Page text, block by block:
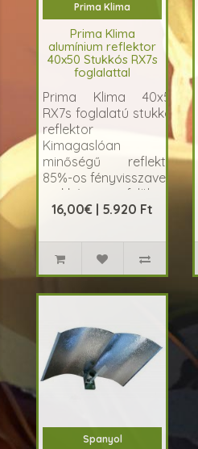
Prima Klima
Prima Klima
alumínium reflektor
40x50 Stukkós RX7s
foglalattal
Prima Klima 40x50
RX7s foglalatú stukkós
reflektor
Kimagaslóan jó
minőségű reflektor
85%-os fényvisszaverő
stukkó felülettel,
bevonatos,
16,00€ | 5.920 Ft
Spanyol